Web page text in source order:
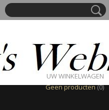
UW WINKELWAGEN
Geen producten(0)